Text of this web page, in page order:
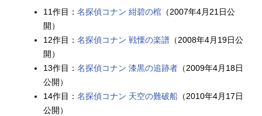
11作目： 名探偵コナン 紺碧の棺 （2007年4月21日公
開）
12作目： 名探偵コナン 戦慄の楽譜 （2008年4月19日公
開）
13作目： 名探偵コナン 漆黒の追跡者 （2009年4月18日
公開）
14作目： 名探偵コナン 天空の難破船 （2010年4月17日
公開）